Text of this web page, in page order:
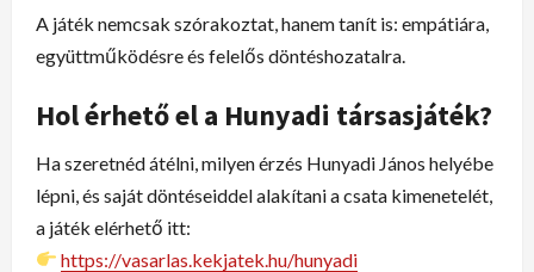
A játék nemcsak szórakoztat, hanem tanít is: empátiára,
együttműködésre és felelős döntéshozatalra.
Hol érhető el a Hunyadi társasjáték?
Ha szeretnéd átélni, milyen érzés Hunyadi János helyébe
lépni, és saját döntéseiddel alakítani a csata kimenetelét,
a játék elérhető itt:
https://vasarlas.kekjatek.hu/hunyadi